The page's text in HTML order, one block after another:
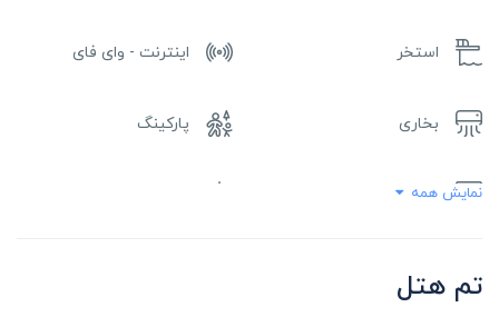
استخر اینترنت - وای فای
بخاری پارکینگ
تلویزیون تختنمایش همه
تم هتل